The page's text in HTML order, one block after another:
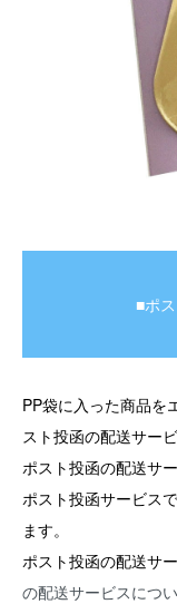
■ポ
PP袋に入った商品を
スト投函の配送サー
ポスト投函の配送サ
ポスト投函サービス
ます。
ポスト投函の配送サ
の配送サービスにつ